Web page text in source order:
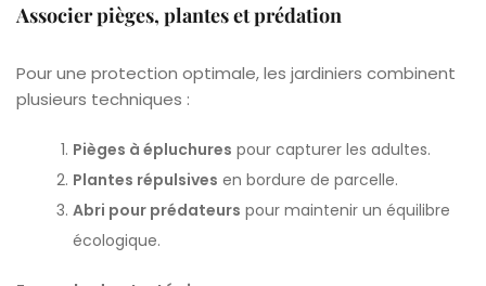
Associer pièges, plantes et prédation
Pour une protection optimale, les jardiniers combinent
plusieurs techniques :
Pièges à épluchures pour capturer les adultes.
Plantes répulsives en bordure de parcelle.
Abri pour prédateurs pour maintenir un équilibre
écologique.